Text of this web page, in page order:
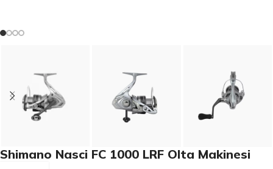
Shimano Nasci FC 1000 LRF Olta Makinesi